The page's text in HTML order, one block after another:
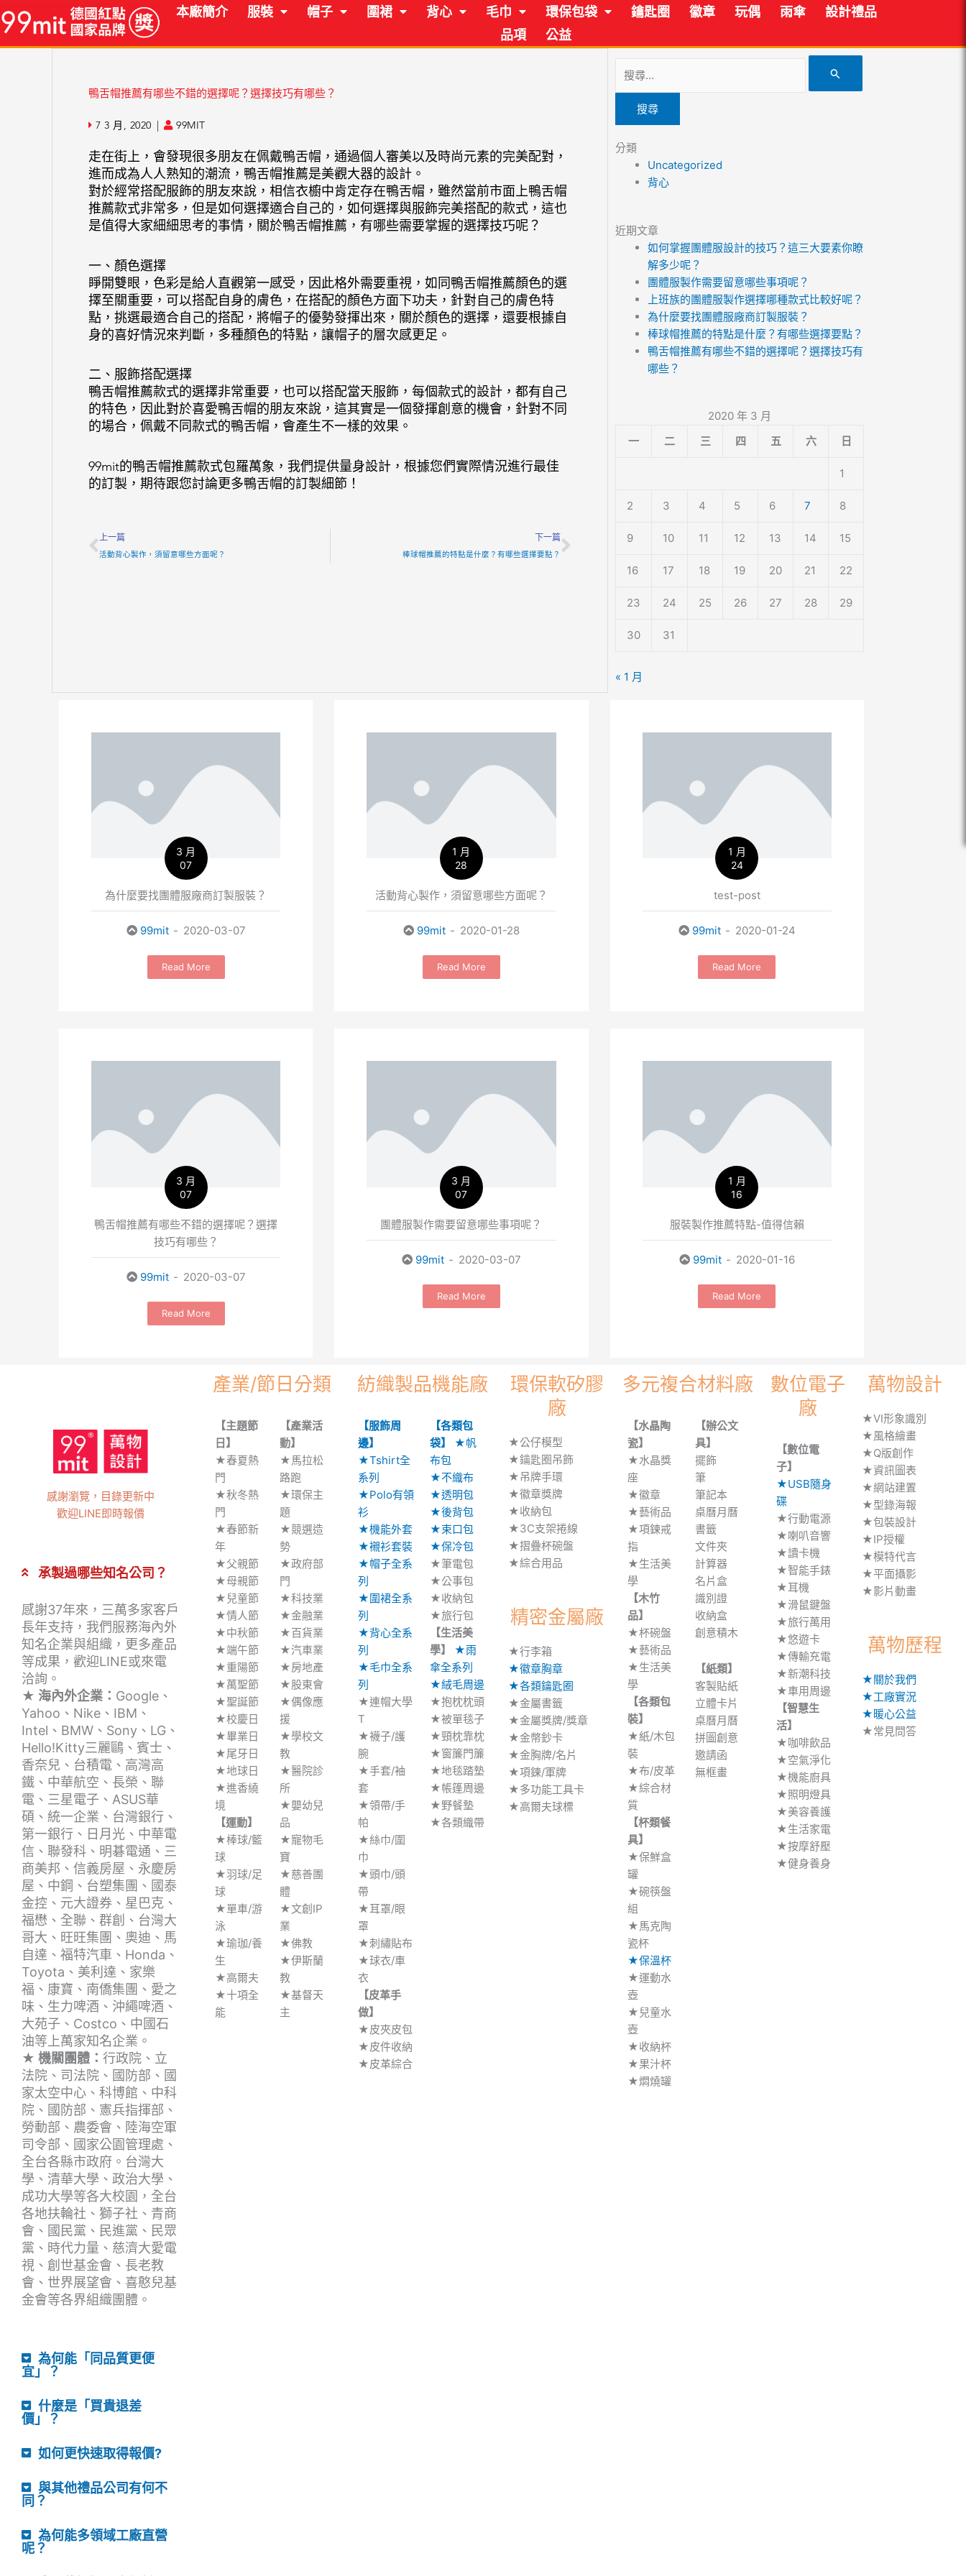
跳
至
本廠簡介 服裝 帽子 圍裙 背心 毛巾 環保包袋 鑰匙圈 徽章 玩偶 雨傘
設計禮品
品項
公益
鴨舌帽推薦有哪些不錯的選擇呢？選擇技巧有哪些？
7 3 月, 2020 | 99MIT
走在街上，會發現很多朋友在佩戴鴨舌帽，通過個人審美以及時尚元素的完美配對，
進而成為人人熟知的潮流，鴨舌帽推薦是美觀大器的設計。
對於經常搭配服飾的朋友來說，相信衣櫥中肯定存在鴨舌帽，雖然當前市面上鴨舌帽
推薦款式非常多，但是如何選擇適合自己的，如何選擇與服飾完美搭配的款式，這也
是值得大家細細思考的事情，關於鴨舌帽推薦，有哪些需要掌握的選擇技巧呢？
一、顏色選擇
睜開雙眼，色彩是給人直觀第一感受，因此格外需要重視，如同鴨舌帽推薦顏色的選
擇至關重要，可以搭配自身的膚色，在搭配的顏色方面下功夫，針對自己的膚色特
點，挑選最適合自己的搭配，將帽子的優勢發揮出來，關於顏色的選擇，還要根據自
身的喜好情況來判斷，多種顏色的特點，讓帽子的層次感更足。
二、服飾搭配選擇
鴨舌帽推薦款式的選擇非常重要，也可以搭配當天服飾，每個款式的設計，都有自己
的特色，因此對於喜愛鴨舌帽的朋友來說，這其實是一個發揮創意的機會，針對不同
的場合，佩戴不同款式的鴨舌帽，會產生不一樣的效果。
99mit的鴨舌帽推薦款式包羅萬象，我們提供量身設計，根據您們實際情況進行最佳
的訂製，期待跟您討論更多鴨舌帽的訂製細節！
Prev
上一篇
活動背心製作，須留意哪些方面呢？
下一篇
棒球帽推薦的特點是什麼？有哪些選擇要點？
Next
尋
關
分類
Uncategorized
背心
近期文章
如何掌握團體服設計的技巧？這三大要素你瞭
解多少呢？
團體服製作需要留意哪些事項呢？
上班族的團體服製作選擇哪種款式比較好呢？
為什麼要找團體服廠商訂製服裝？
棒球帽推薦的特點是什麼？有哪些選擇要點？
鴨舌帽推薦有哪些不錯的選擇呢？選擇技巧有
哪些？
2020 年 3 月
一
二 三 四 五 六 日
1
2 3 4 5 6 7 8
9 10 11 12 13 14 15
16 17 18 19 20 21 22
23 24 25 26 27 28 29
30 31
« 1 月
3 月
07
為什麼要找團體服廠商訂製服裝？
99mit 2020-03-07
Read More
1 月
28
活動背心製作，須留意哪些方面呢？
99mit 2020-01-28
Read More
1 月
24
test-post
99mit 2020-01-24
Read More
3 月
07
鴨舌帽推薦有哪些不錯的選擇呢？選擇
技巧有哪些？
99mit 2020-03-07
Read More
3 月
07
團體服製作需要留意哪些事項呢？
99mit 2020-03-07
Read More
1 月
16
服裝製作推薦特點-值得信賴
99mit 2020-01-16
Read More
感謝瀏覽，目錄更新中
歡迎LINE即時報價
承製過哪些知名公司？
感謝37年來，三萬多家客戶
長年支持，我們服務海內外
知名企業與組織，更多產品
等成果，歡迎LINE或來電
洽詢。
★ 海內外企業： Google、
Yahoo、Nike、IBM、
Intel、BMW、Sony、LG、
Hello!Kitty三麗鷗、賓士、
香奈兒、台積電、高灣高
鐵、中華航空、長榮、聯
電、三星電子、ASUS華
碩、統一企業、台灣銀行、
第一銀行、日月光、中華電
信、聯發科、明碁電通、三
商美邦、信義房屋、永慶房
屋、中鋼、台塑集團、國泰
金控、元大證券、星巴克、
福懋、全聯、群創、台灣大
哥大、旺旺集團、奧迪、馬
自達、福特汽車、Honda、
Toyota、美利達、家樂
福、康寶、南僑集團、愛之
味、生力啤酒、沖繩啤酒、
大苑子、Costco、中國石
油等上萬家知名企業。
★ 機關團體： 行政院、立
法院、司法院、國防部、國
家太空中心、科博館、中科
院、國防部、憲兵指揮部、
勞動部、農委會、陸海空軍
司令部、國家公園管理處、
全台各縣市政府。台灣大
學、清華大學、政治大學、
成功大學等各大校園，全台
各地扶輪社、獅子社、青商
會、國民黨、民進黨、民眾
黨、時代力量、慈濟大愛電
視、創世基金會、長老教
會、世界展望會、喜憨兒基
金會等各界組織團體。
為何能「同品質更便
宜」？
什麼是「買貴退差
價」？
如何更快速取得報價?
與其他禮品公司有何不
同？
為何能多領域工廠直營
呢？
產業/節日分類
【主題節
日】
★春夏熱
門
★秋冬熱
門
★春節新
年
★父親節
★母親節
★兒童節
★情人節
★中秋節
★端午節
★重陽節
★萬聖節
★聖誕節
★校慶日
★畢業日
★尾牙日
★地球日
★進香繞
境
【運動】
★棒球/籃
球
★羽球/足
球
★單車/游
泳
★瑜珈/養
生
★高爾夫
★十項全
能
【產業活
動】
★馬拉松
路跑
★環保主
題
★競選造
勢
★政府部
門
★科技業
★金融業
★百貨業
★汽車業
★房地產
★股東會
★偶像應
援
★學校文
教
★醫院診
所
★嬰幼兒
品
★寵物毛
寶
★慈善團
體
★文創IP
業
★佛教
★伊斯蘭
教
★基督天
主
紡織製品機能廠
【服飾周
邊】
★Tshirt全
系列
★Polo有領
衫
★機能外套
★襯衫套裝
★帽子全系
列
★圍裙全系
列
★背心全系
列
★毛巾全系
列
★連帽大學
T
★襪子/護
腕
★手套/袖
套
★領帶/手
帕
★絲巾/圍
巾
★頭巾/頭
帶
★耳罩/眼
罩
★刺繡貼布
★球衣/車
衣
【皮革手
做】
★皮夾皮包
★皮件收納
★皮革綜合
【各類包
袋】
★帆
布包
★不織布
★透明包
★後背包
★束口包
★保冷包
★筆電包
★公事包
★收納包
★旅行包
【生活美
學】
★雨
傘全系列
★絨毛周邊
★抱枕枕頭
★被單毯子
★頸枕靠枕
★窗簾門簾
★地毯踏墊
★帳篷周邊
★野餐墊
★各類織帶
環保軟矽膠
廠
★公仔模型
★鑰匙圈吊飾
★吊牌手環
★徽章獎牌
★收納包
★3C支架捲線
★摺疊杯碗盤
★綜合用品
精密金屬廠
★行李箱
★徽章胸章
★各類鑰匙圈
★金屬書籤
★金屬獎牌/獎章
★金幣鈔卡
★金胸牌/名片
★項鍊/軍牌
★多功能工具卡
★高爾夫球標
多元複合材料廠
【水晶陶
瓷】
★水晶獎
座
★徽章
★藝術品
★項鍊戒
指
★生活美
學
【木竹
品】
★杯碗盤
★藝術品
★生活美
學
【各類包
裝】
★紙/木包
裝
★布/皮革
★綜合材
質
【杯類餐
具】
★保鮮盒
罐
★碗筷盤
組
★馬克陶
瓷杯
★保溫杯
★運動水
壺
★兒童水
壺
★收納杯
★果汁杯
★燜燒罐
【辦公文
具】
擺飾
筆
筆記本
桌曆月曆
書籤
文件夾
計算器
名片盒
識別證
收納盒
創意積木
【紙類】
客製貼紙
立體卡片
桌曆月曆
拼圖創意
邀請函
無框畫
數位電子
廠
【數位電
子】
★USB隨身
碟
★行動電源
★喇叭音響
★讀卡機
★智能手錶
★耳機
★滑鼠鍵盤
★旅行萬用
★悠遊卡
★傳輸充電
★新潮科技
★車用周邊
【智慧生
活】
★咖啡飲品
★空氣淨化
★機能廚具
★照明燈具
★美容養護
★生活家電
★按摩舒壓
★健身養身
萬物設計
★VI形象識別
★風格繪畫
★Q版創作
★資訊圖表
★網站建置
★型錄海報
★包裝設計
★IP授權
★模特代言
★平面攝影
★影片動畫
萬物歷程
★關於我們
★工廠實況
★暖心公益
★常見問答